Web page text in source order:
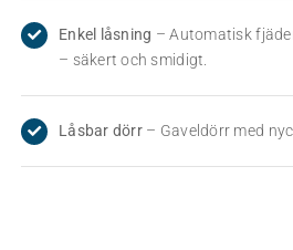
Enkel låsning – Automatisk
– säkert och smidigt.
Låsbar dörr– Gaveldörr med